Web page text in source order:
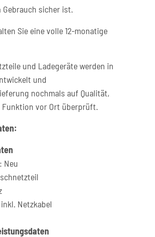
sicher ist.
Sie eine volle 12-monatige
und Ladegeräte werden in
und
nochmals auf Qualität,
Funktion vor Ort überprüft.
Neu
Netzkabel